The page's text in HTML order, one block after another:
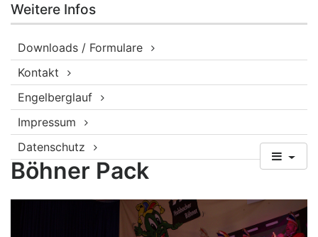
Weitere Infos
Downloads / Formulare
Kontakt
Engelberglauf
Impressum
Datenschutz
Böhner Pack